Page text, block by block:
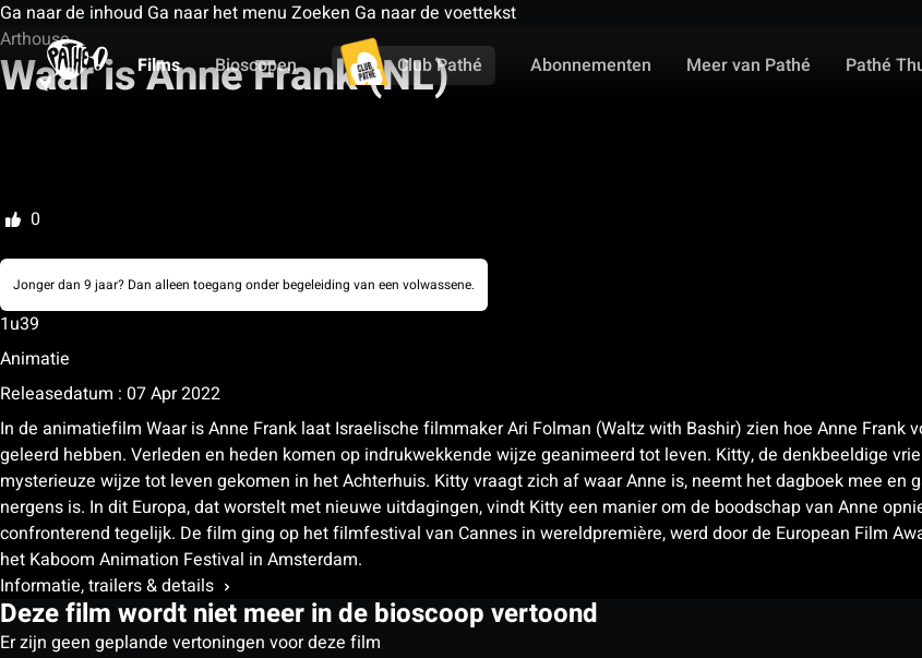
Ga naar de inhoud Ga naar het menu Zoeken Ga naar de voettekst
Films
Bioscopen Club Pathé Abonnementen Meer van Pathé Pathé
Arthouse
Waar is Anne Frank (NL)
0
Jonger dan 9 jaar? Dan alleen toegang onder begeleiding van een volwassene.
1u39
Animatie
Releasedatum : 07 Apr 2022
In de animatiefilm Waar is Anne Frank laat Israelische filmmaker Ari Folman (Waltz with Bashir) zien hoe Anne
geleerd hebben. Verleden en heden komen op indrukwekkende wijze geanimeerd tot leven. Kitty, de denkbeeldige
mysterieuze wijze tot leven gekomen in het Achterhuis. Kitty vraagt zich af waar Anne is, neemt het dagboek mee
nergens is. In dit Europa, dat worstelt met nieuwe uitdagingen, vindt Kitty een manier om de boodschap van Anne
confronterend tegelijk. De film ging op het filmfestival van Cannes in wereldpremière, werd door de European Film
het Kaboom Animation Festival in Amsterdam.
Informatie, trailers & details
Deze film wordt niet meer in de bioscoop vertoond
Er zijn geen geplande vertoningen voor deze film